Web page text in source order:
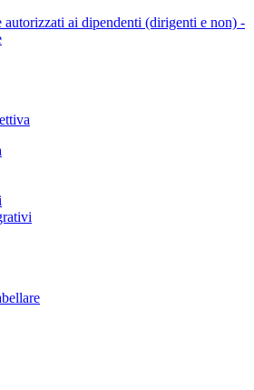
ai dipendenti (dirigenti e non) -